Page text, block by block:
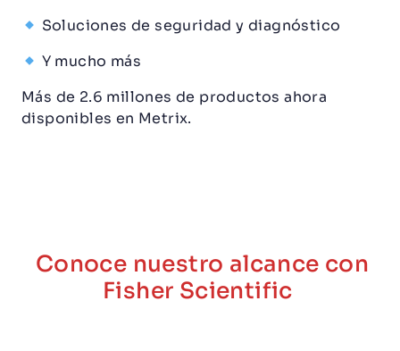
Soluciones de seguridad y diagnóstico
Y mucho más
Más de 2.6 millones de productos ahora
disponibles en Metrix.
Conoce nuestro alcance con
Fisher Scientific